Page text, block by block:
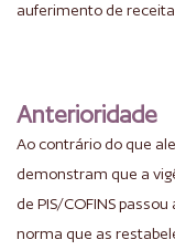
auferimento de receita
Anterioridade
Ao contrário do que
demonstram que a
de PIS/COFINS
norma que as